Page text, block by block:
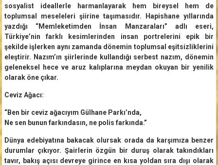
sosyalist ideallerle harmanlayarak hem bireysel hem de
toplumsal meseleleri şiirine taşımasıdır. Hapishane yıllarında
yazdığı “Memleketimden İnsan Manzaraları” adlı eseri,
Türkiye’nin farklı kesimlerinden insan portrelerini epik bir
şekilde işlerken aynı zamanda dönemin toplumsal eşitsizliklerini
eleştirir. Nazım’ın şiirlerinde kullandığı serbest nazım, dönemin
geleneksel hece ve aruz kalıplarına meydan okuyan bir yenilik
olarak öne çıkar.
Ceviz Ağacı:
“Ben bir ceviz ağacıyım Gülhane Parkı’nda,
Ne sen bunun farkındasın, ne polis farkında.”
Dünya edebiyatına bakacak olursak orada da karşımıza benzer
durumlar çıkıyor. Şairlerin özgün bir duruş olarak takındıkları
tavır, bakış açısı devreye girince en kısa yoldan sıra dışı olarak